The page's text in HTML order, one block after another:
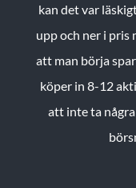
kan det var
upp och ner i pris
att man börja
köper in 8-12
att inte ta